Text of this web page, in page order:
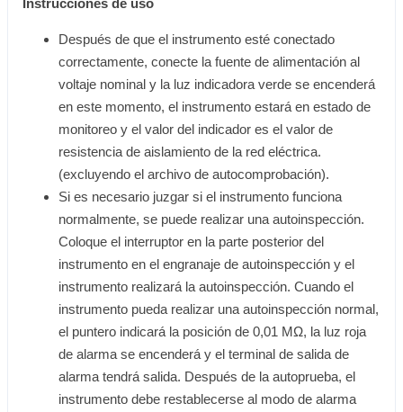
Instrucciones de uso
Después de que el instrumento esté conectado
correctamente, conecte la fuente de alimentación al
voltaje nominal y la luz indicadora verde se encenderá
en este momento, el instrumento estará en estado de
monitoreo y el valor del indicador es el valor de
resistencia de aislamiento de la red eléctrica.
(excluyendo el archivo de autocomprobación).
Si es necesario juzgar si el instrumento funciona
normalmente, se puede realizar una autoinspección.
Coloque el interruptor en la parte posterior del
instrumento en el engranaje de autoinspección y el
instrumento realizará la autoinspección. Cuando el
instrumento pueda realizar una autoinspección normal,
el puntero indicará la posición de 0,01 MΩ, la luz roja
de alarma se encenderá y el terminal de salida de
alarma tendrá salida. Después de la autoprueba, el
instrumento debe restablecerse al modo de alarma